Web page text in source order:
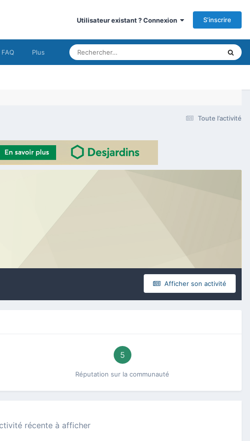
Utilisateur existant ? Connexion S’inscrire
FAQ Plus
Toute l’activité
Afficher son activité
5
Réputation sur la communauté
récente à afficher